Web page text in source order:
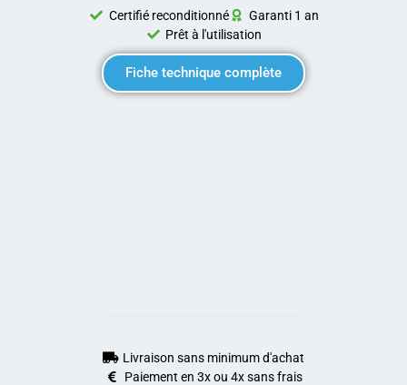
Certifié reconditionné
Garanti 1 an
Prêt à l'utilisation
Fiche technique complète
Livraison sans minimum d'achat
Paiement en 3x ou 4x sans frais